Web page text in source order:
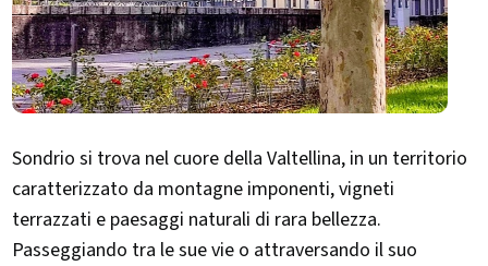
Sondrio si trova nel cuore della Valtellina, in un territorio
caratterizzato da montagne imponenti, vigneti
terrazzati e paesaggi naturali di rara bellezza.
Passeggiando tra le sue vie o attraversando il suo